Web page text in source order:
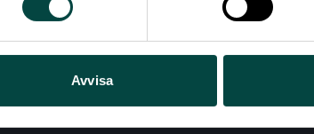
Avvisa
Aktuellt